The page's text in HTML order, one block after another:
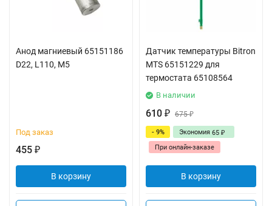
Анод магниевый 65151186
D22, L110, M5
Под заказ
455 ₽
В корзину
Датчик температуры Bitron
MTS 65151229 для
термостата 65108564
В наличии
610 ₽ 675₽
- 9% Экономия 65 ₽
При онлайн-заказе
В корзину